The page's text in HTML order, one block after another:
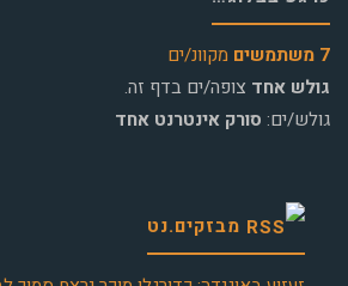
7 משתמשים
מקוונ/ים
גולש אחד צופה/ים בדף זה.
גולש/ים: סורק אינטרנט אחד
מבזקים.נט